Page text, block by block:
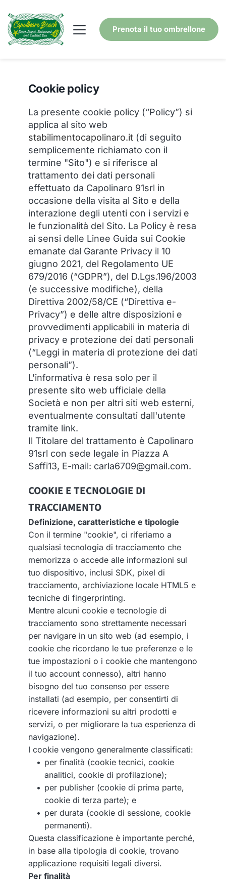
Prenota il tuo ombrellone
Cookie policy
La presente cookie policy (“Policy”) si
applica al sito web
stabilimentocapolinaro.it (di seguito
semplicemente richiamato con il
termine "Sito") e si riferisce al
trattamento dei dati personali
effettuato da Capolinaro 91srl in
occasione della visita al Sito e della
interazione degli utenti con i servizi e
le funzionalità del Sito. La Policy è resa
ai sensi delle Linee Guida sui Cookie
emanate dal Garante Privacy il 10
giugno 2021, del Regolamento UE
679/2016 (“GDPR”), del D.Lgs.196/2003
(e successive modifiche), della
Direttiva 2002/58/CE (“Direttiva e-
Privacy”) e delle altre disposizioni e
provvedimenti applicabili in materia di
privacy e protezione dei dati personali
(“Leggi in materia di protezione dei dati
personali”).
L'informativa è resa solo per il
presente sito web ufficiale della
Società e non per altri siti web esterni,
eventualmente consultati dall'utente
tramite link.
Il Titolare del trattamento è Capolinaro
91srl con sede legale in Piazza A
Saffi13, E-mail: carla6709@gmail.com.
COOKIE E TECNOLOGIE DI
TRACCIAMENTO
Definizione, caratteristiche e tipologie
Con il termine "cookie", ci riferiamo a
qualsiasi tecnologia di tracciamento che
memorizza o accede alle informazioni sul
tuo dispositivo, inclusi SDK, pixel di
tracciamento, archiviazione locale HTML5 e
tecniche di fingerprinting.
Mentre alcuni cookie e tecnologie di
tracciamento sono strettamente necessari
per navigare in un sito web (ad esempio, i
cookie che ricordano le tue preferenze e le
tue impostazioni o i cookie che mantengono
il tuo account connesso), altri hanno
bisogno del tuo consenso per essere
installati (ad esempio, per consentirti di
ricevere informazioni su altri prodotti e
servizi, o per migliorare la tua esperienza di
navigazione).
I cookie vengono generalmente classificati:
per finalità (cookie tecnici, cookie
analitici, cookie di profilazione);
per publisher (cookie di prima parte,
cookie di terza parte); e
per durata (cookie di sessione, cookie
permanenti).
Questa classificazione è importante perché,
in base alla tipologia di cookie, trovano
applicazione requisiti legali diversi.
Per finalità